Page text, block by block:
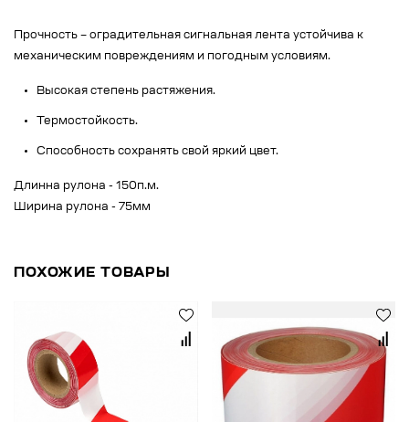
Прочность – оградительная сигнальная лента устойчива к
механическим повреждениям и погодным условиям.
Высокая степень растяжения.
Термостойкость.
Способность сохранять свой яркий цвет.
Длинна рулона - 150п.м.
Ширина рулона - 75мм
ПОХОЖИЕ ТОВАРЫ